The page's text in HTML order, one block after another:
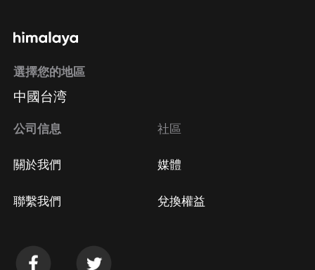
選擇您的地區
中國台湾
公司信息
關於我們
聯繫我們
社區
媒體
兌換權益